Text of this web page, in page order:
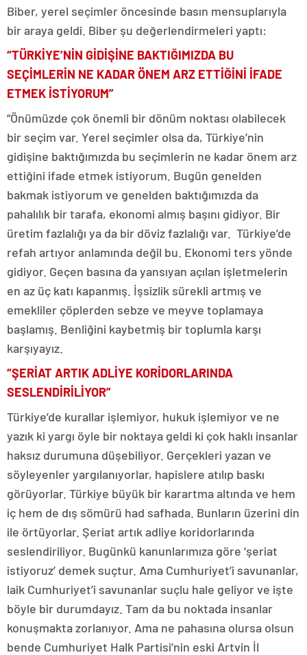
Biber, yerel seçimler öncesinde basın mensuplarıyla
bir araya geldi. Biber şu değerlendirmeleri yaptı:
“TÜRKİYE’NİN GİDİŞİNE BAKTIĞIMIZDA BU
SEÇİMLERİN NE KADAR ÖNEM ARZ ETTİĞİNİ İFADE
ETMEK İSTİYORUM”
“Önümüzde çok önemli bir dönüm noktası olabilecek
bir seçim var. Yerel seçimler olsa da, Türkiye’nin
gidişine baktığımızda bu seçimlerin ne kadar önem arz
ettiğini ifade etmek istiyorum. Bugün genelden
bakmak istiyorum ve genelden baktığımızda da
pahalılık bir tarafa, ekonomi almış başını gidiyor. Bir
üretim fazlalığı ya da bir döviz fazlalığı var. Türkiye’de
refah artıyor anlamında değil bu. Ekonomi ters yönde
gidiyor. Geçen basına da yansıyan açılan işletmelerin
en az üç katı kapanmış. İşsizlik sürekli artmış ve
emekliler çöplerden sebze ve meyve toplamaya
başlamış. Benliğini kaybetmiş bir toplumla karşı
karşıyayız.
“ŞERİAT ARTIK ADLİYE KORİDORLARINDA
SESLENDİRİLİYOR”
Türkiye’de kurallar işlemiyor, hukuk işlemiyor ve ne
yazık ki yargı öyle bir noktaya geldi ki çok haklı insanlar
haksız durumuna düşebiliyor. Gerçekleri yazan ve
söyleyenler yargılanıyorlar, hapislere atılıp baskı
görüyorlar. Türkiye büyük bir karartma altında ve hem
iç hem de dış sömürü had safhada. Bunların üzerini din
ile örtüyorlar. Şeriat artık adliye koridorlarında
seslendiriliyor. Bugünkü kanunlarımıza göre ‘şeriat
istiyoruz’ demek suçtur. Ama Cumhuriyet’i savunanlar,
laik Cumhuriyet’i savunanlar suçlu hale geliyor ve işte
böyle bir durumdayız. Tam da bu noktada insanlar
konuşmakta zorlanıyor. Ama ne pahasına olursa olsun
bende Cumhuriyet Halk Partisi’nin eski Artvin İl